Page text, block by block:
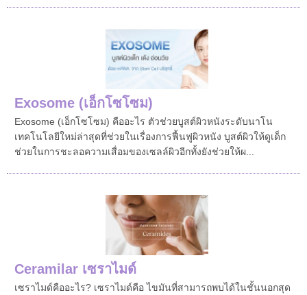
Exosome (เอ็กโซโซม)
Exosome (เอ็กโซโซม) คืออะไร ตัวช่วยบูสต์ผิวหนังระดับนาโน
เทคโนโลยีใหม่ล่าสุดที่ช่วยในเรื่องการฟื้นฟูผิวหนัง บูสต์ผิวให้ดูเด็ก
ช่วยในการชะลอความเสื่อมของเซลล์ผิวอีกทั้งยังช่วยให้ผ...
Ceramilar เซราไมด์
เซราไมด์คืออะไร? เซราไมด์คือ ไขมันที่สามารถพบได้ในชั้นนอกสุด